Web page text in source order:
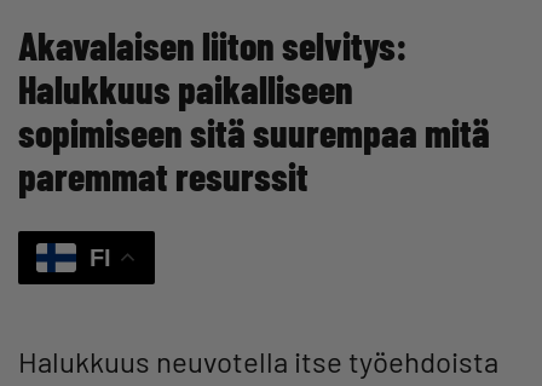
Akavalaisen liiton selvitys:
Halukkuus paikalliseen
sopimiseen sitä suurempaa mitä
paremmat resurssit
FI
Halukkuus neuvotella itse työehdoista